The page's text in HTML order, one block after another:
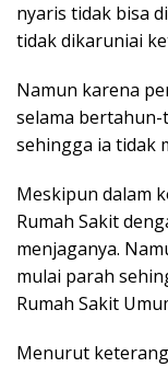
nyaris tidak bisa
tidak dikaruniai
Namun karena
selama bertahun-
sehingga ia tidak
Meskipun dalam
Rumah Sakit
menjaganya.
mulai parah
Rumah Sakit
Menurut